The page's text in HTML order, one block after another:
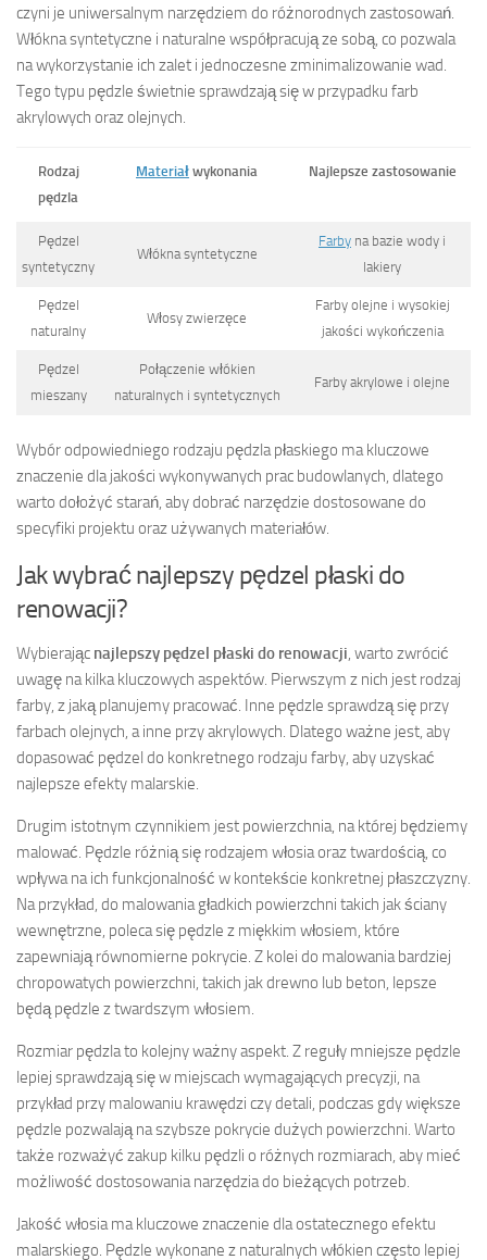
czyni je uniwersalnym narzędziem do różnorodnych zastosowań.
Włókna syntetyczne i naturalne współpracują ze sobą, co pozwala
na wykorzystanie ich zalet i jednoczesne zminimalizowanie wad.
Tego typu pędzle świetnie sprawdzają się w przypadku farb
akrylowych oraz olejnych.
Rodzaj
pędzla
Materiał wykonania Najlepsze zastosowanie
Pędzel
syntetyczny
Włókna syntetyczne
Farby na bazie wody i
lakiery
Pędzel
naturalny
Włosy zwierzęce
Farby olejne i wysokiej
jakości wykończenia
Pędzel
mieszany
Połączenie włókien
naturalnych i syntetycznych
Farby akrylowe i olejne
Wybór odpowiedniego rodzaju pędzla płaskiego ma kluczowe
znaczenie dla jakości wykonywanych prac budowlanych, dlatego
warto dołożyć starań, aby dobrać narzędzie dostosowane do
specyfiki projektu oraz używanych materiałów.
Jak wybrać najlepszy pędzel płaski do
renowacji?
Wybierając najlepszy pędzel płaski do renowacji, warto zwrócić
uwagę na kilka kluczowych aspektów. Pierwszym z nich jest rodzaj
farby, z jaką planujemy pracować. Inne pędzle sprawdzą się przy
farbach olejnych, a inne przy akrylowych. Dlatego ważne jest, aby
dopasować pędzel do konkretnego rodzaju farby, aby uzyskać
najlepsze efekty malarskie.
Drugim istotnym czynnikiem jest powierzchnia, na której będziemy
malować. Pędzle różnią się rodzajem włosia oraz twardością, co
wpływa na ich funkcjonalność w kontekście konkretnej płaszczyzny.
Na przykład, do malowania gładkich powierzchni takich jak ściany
wewnętrzne, poleca się pędzle z miękkim włosiem, które
zapewniają równomierne pokrycie. Z kolei do malowania bardziej
chropowatych powierzchni, takich jak drewno lub beton, lepsze
będą pędzle z twardszym włosiem.
Rozmiar pędzla to kolejny ważny aspekt. Z reguły mniejsze pędzle
lepiej sprawdzają się w miejscach wymagających precyzji, na
przykład przy malowaniu krawędzi czy detali, podczas gdy większe
pędzle pozwalają na szybsze pokrycie dużych powierzchni. Warto
także rozważyć zakup kilku pędzli o różnych rozmiarach, aby mieć
możliwość dostosowania narzędzia do bieżących potrzeb.
Jakość włosia ma kluczowe znaczenie dla ostatecznego efektu
malarskiego. Pędzle wykonane z naturalnych włókien często lepiej